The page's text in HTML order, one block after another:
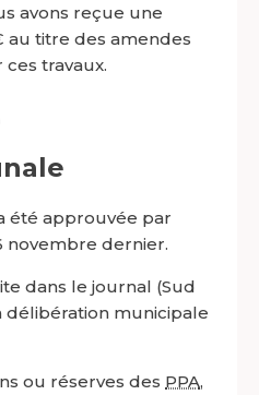
avons reçue une
au titre des amendes
travaux.
été approuvée par
dernier.
dans le journal (Sud
délibération municipale
ou réserves des PPA,